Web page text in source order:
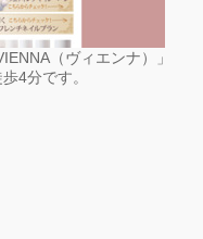
（ヴィエンナ）」
4分です。